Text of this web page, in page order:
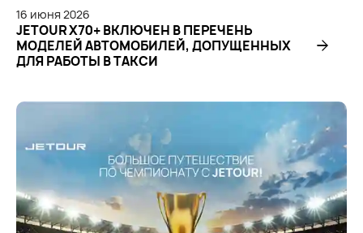
16 июня2026
JETOUR X70+ ВКЛЮЧЕН В ПЕРЕЧЕНЬ
МОДЕЛЕЙ АВТОМОБИЛЕЙ, ДОПУЩЕННЫХ
ДЛЯ РАБОТЫ В ТАКСИ